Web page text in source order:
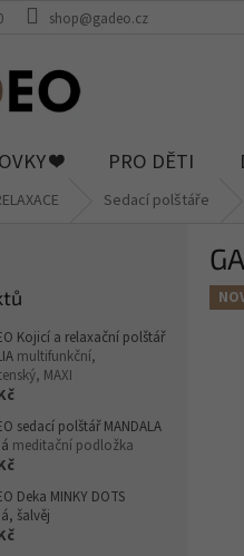
shop@gadeo.cz
❤️ PRO DĚTI
Sedací polštáře
Kojicí a relaxační polštář
multifunkční,
MAXI
sedací polštář MANDALA
meditační podložka
Deka MINKY DOTS
šalvěj